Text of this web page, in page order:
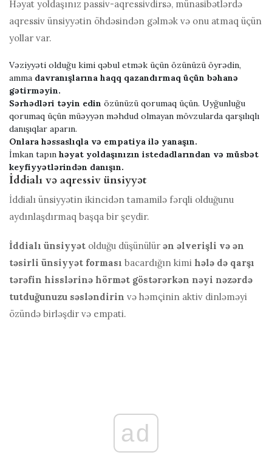
Həyat yoldaşınız passiv-aqressivdirsə, münasibətlərdə
aqressiv ünsiyyətin öhdəsindən gəlmək və onu atmaq üçün
yollar var.
Vəziyyəti olduğu kimi qəbul etmək üçün özünüzü öyrədin,
amma davranışlarına haqq qazandırmaq üçün bəhanə
gətirməyin.
Sərhədləri təyin edin özünüzü qorumaq üçün. Uyğunluğu
qorumaq üçün müəyyən məhdud olmayan mövzularda qarşılıqlı
danışıqlar aparın.
Onlara həssaslıqla və empatiya ilə yanaşın.
İmkan tapın həyat yoldaşınızın istedadlarından və müsbət
keyfiyyətlərindən danışın.
İddialı və aqressiv ünsiyyət
İddialı ünsiyyətin ikincidən tamamilə fərqli olduğunu
aydınlaşdırmaq başqa bir şeydir.
İddialı ünsiyyət olduğu düşünülür ən əlverişli və ən
təsirli ünsiyyət forması bacardığın kimi hələ də qarşı
tərəfin hisslərinə hörmət göstərərkən nəyi nəzərdə
tutduğunuzu səsləndirin və həmçinin aktiv dinləməyi
özündə birləşdir və empati.
ad